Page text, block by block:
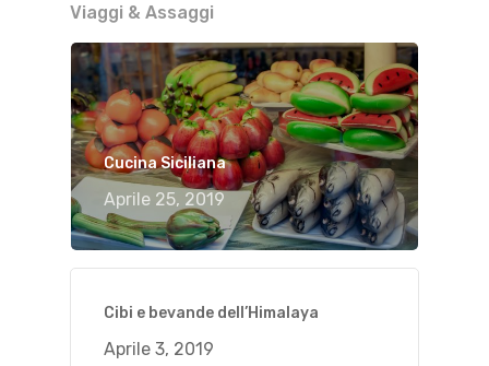
Viaggi & Assaggi
Cucina Siciliana
Aprile 25, 2019
Cibi e bevande dell’Himalaya
Aprile 3, 2019